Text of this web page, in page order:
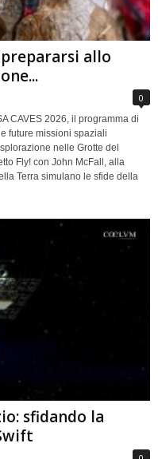
allo
0
CAVES 2026, il programma di
future missioni spaziali
nelle Grotte del
Fly! con John McFall, alla
Terra simulano le sfide della
sfidando la